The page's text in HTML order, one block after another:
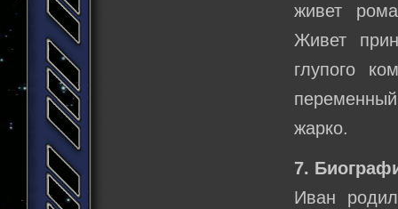
живет
Живет
глупого
жарко.
7.
Иван